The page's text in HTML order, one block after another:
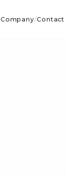
Company/Contact